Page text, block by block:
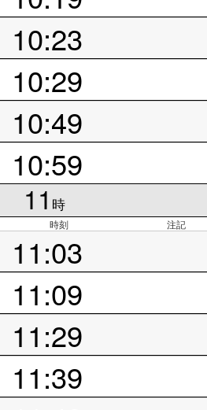
10:23
10:29
10:49
10:59
11 時
時刻 注記
11:03
11:09
11:29
11:39